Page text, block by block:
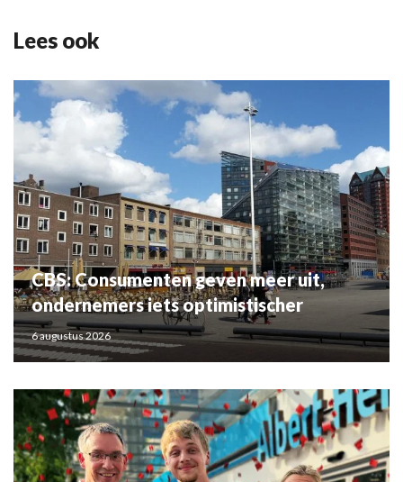
Lees ook
CBS: Consumenten geven meer uit,
ondernemers iets optimistischer
6 augustus 2026